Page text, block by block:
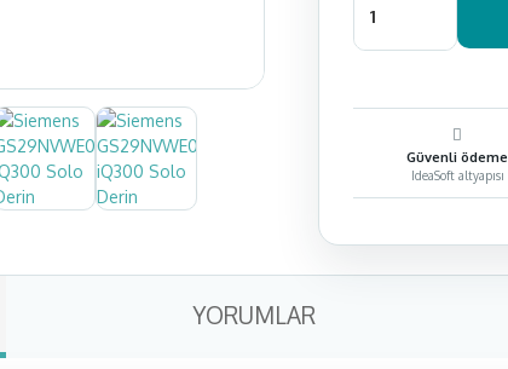
Güvenli ödeme
IdeaSoft altyapısı
YORUMLAR